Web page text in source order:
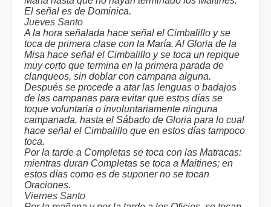
El señal es de Dominica.
Jueves Santo
A la hora señalada hace señal el Cimbalillo y se
toca de primera clase con la María. Al Gloria de la
Misa hace señal el Cimbalillo y se toca un repique
muy corto que termina en la primera parada de
clanqueos, sin doblar con campana alguna.
Después se procede a atar las lenguas o badajos
de las campanas para evitar que estos días se
toque voluntaria o involuntariamente ninguna
campanada, hasta el Sábado de Gloria para lo cual
hace señal el Cimbalillo que en estos días tampoco
toca.
Por la tarde a Completas se toca con las Matracas:
mientras duran Completas se toca a Maitines; en
estos días como es de suponer no se tocan
Oraciones.
Viernes Santo